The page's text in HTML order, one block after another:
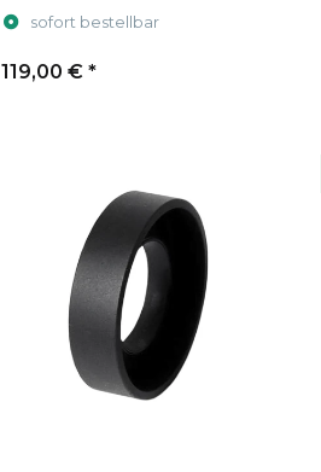
sofort bestellbar
119,00 € *